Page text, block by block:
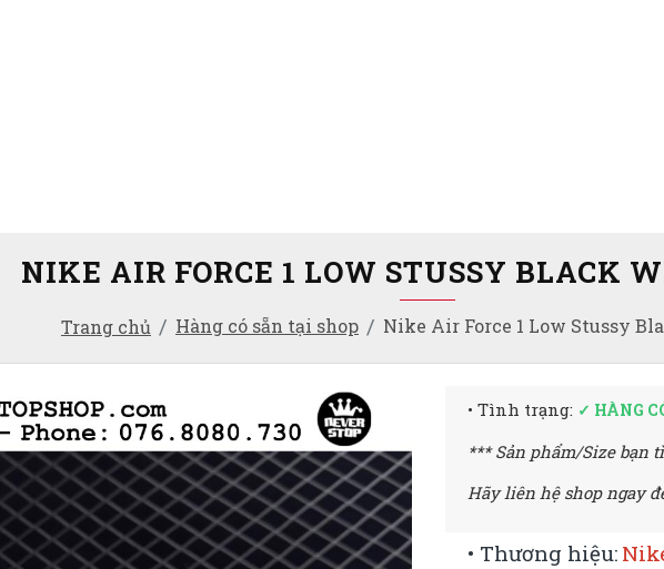
Trang chủ Hàng có sẵn tại shop Nike Air Force 1 Low Stussy
NIKE AIR FORCE 1 LOW STUSSY BLACK
• Thương hiệu:
• Tình trạng: ✓ HÀNG
*** Sản phẩm/Size bạn
Hãy liên hệ shop ngay